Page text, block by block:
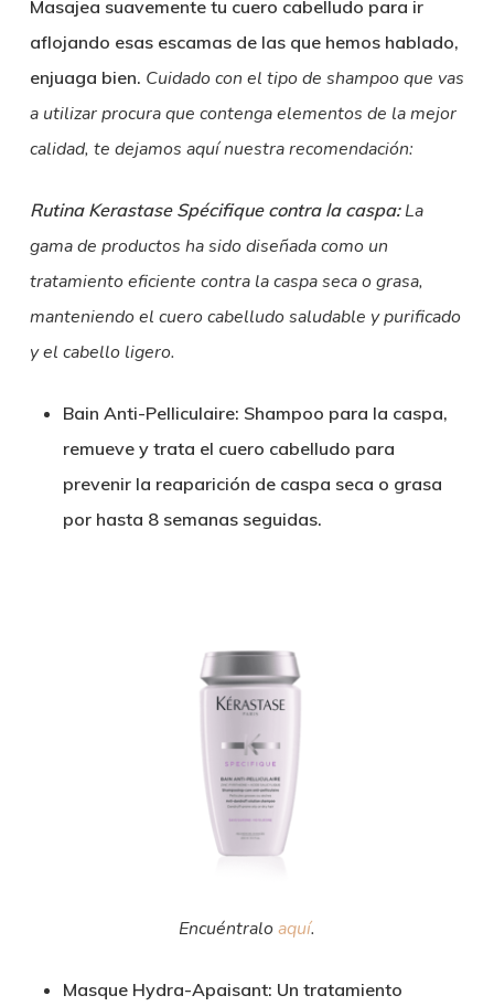
Masajea suavemente tu cuero cabelludo para ir
aflojando esas escamas de las que hemos hablado,
enjuaga bien. Cuidado con el tipo de shampoo que vas
a utilizar procura que contenga elementos de la mejor
calidad, te dejamos aquí nuestra recomendación:
Rutina Kerastase Spécifique contra la caspa: La
gama de productos ha sido diseñada como un
tratamiento eficiente contra la caspa seca o grasa,
manteniendo el cuero cabelludo saludable y purificado
y el cabello ligero.
Bain Anti-Pelliculaire: Shampoo para la caspa,
remueve y trata el cuero cabelludo para
prevenir la reaparición de caspa seca o grasa
por hasta 8 semanas seguidas.
Encuéntraloaquí.
Masque Hydra-Apaisant: Un tratamiento